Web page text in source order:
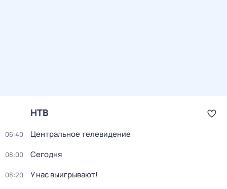
НТВ
06:40 Центральное телевидение
08:00 Сегодня
08:20 У нас выигрывают!